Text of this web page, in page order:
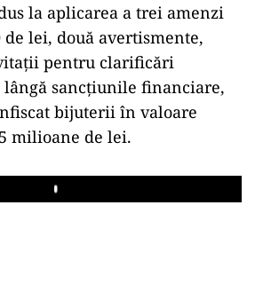
la aplicarea a trei amenzi
lei, două avertismente,
pentru clarificări
lângă sancțiunile financiare,
bijuterii în valoare
milioane de lei.
Play